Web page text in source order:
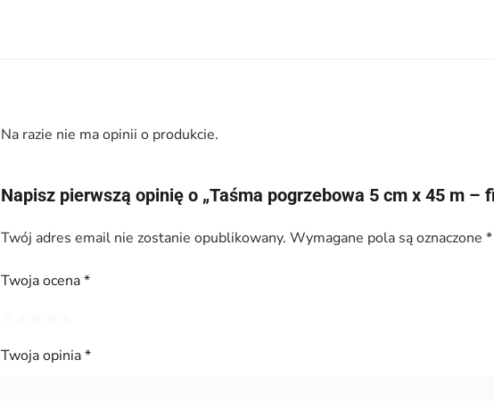
Na razie nie ma opinii o produkcie.
Napisz pierwszą opinię o „Taśma pogrzebowa 5 cm x 45 m –
Twój adres email nie zostanie opublikowany. Wymagane pola są oznaczone *
Twoja ocena*
Twoja opinia*